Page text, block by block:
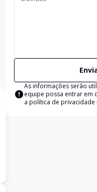
As informações serão
equipe possa entrar em
a política de privacidade